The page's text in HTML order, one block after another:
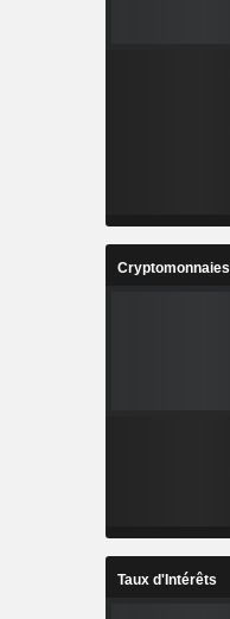
Cryptomonnaies
Taux d'Intérêts